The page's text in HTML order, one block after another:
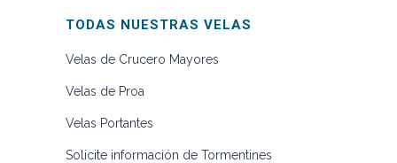
TODAS NUESTRAS VELAS
Velas de Crucero Mayores
Velas de Proa
Velas Portantes
Solicite información de Tormentines